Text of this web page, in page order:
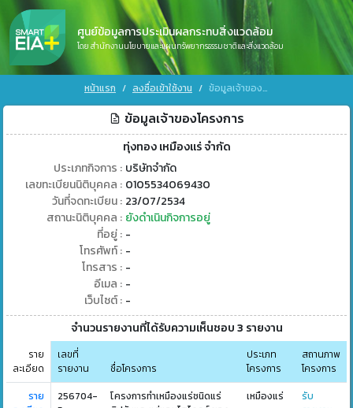
ศูนย์ข้อมูลการประเมินผลกระทบสิ่งแวดล้อม
โดย สำนักงานนโยบายและแผนทรัพยากรธรรมชาติและสิ่งแวดล้อม
หน้าแรก ลงชื่อเข้าใช้งาน ข้อมูลเจ้าของโครงการ
ข้อมูลเจ้าของโครงการ
ทุ่งทอง เหมืองแร่ จำกัด
ประเภทกิจการ : บริษัทจำกัด
เลขทะเบียนนิติบุคคล : 0105534069430
วันที่จดทะเบียน : 23/07/2534
สถานะนิติบุคคล : ยังดำเนินกิจการอยู่
ที่อยู่ : -
โทรศัพท์ : -
โทรสาร : -
อีเมล : -
เว็บไซต์ : -
จำนวนรายงานที่ได้รับความเห็นชอบ 3 รายงาน
ราย
ละเอียด
เลขที่
รายงาน
ชื่อโครงการ
ประเภท
โครงการ
สถานภาพ
โครงการ
ราย
256704-
โครงการทำเหมืองแร่ชนิดแร่
เหมืองแร่
รับ